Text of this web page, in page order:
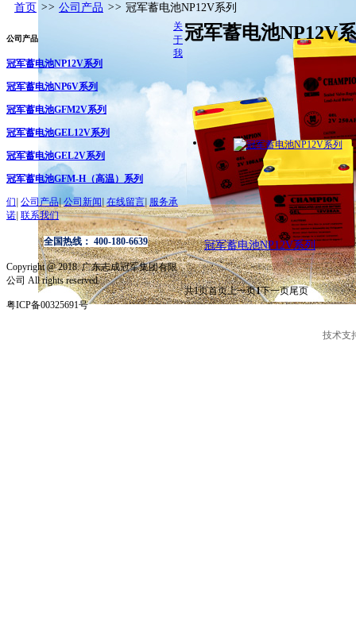
首页 >> 公司产品 >> 冠军蓄电池NP12V系列
冠军蓄电池NP12V
冠军蓄电池NP12V系列
共1页首页上一页1下一页尾页
公司产品
冠军蓄电池NP12V系列
冠军蓄电池NP6V系列
冠军蓄电池GFM2V系列
冠军蓄电池GEL12V系列
冠军蓄电池GEL2V系列
冠军蓄电池GFM-H（高温）系列
关
于
我
们 公司产品| 公司新闻 在线留言 服务承
诺 联系我们
全国热线： 400-180-6639
Copyright @ 2018. 广东志成冠军集团有限
公司 All rights reserved.
粤ICP备00325691号
技术支